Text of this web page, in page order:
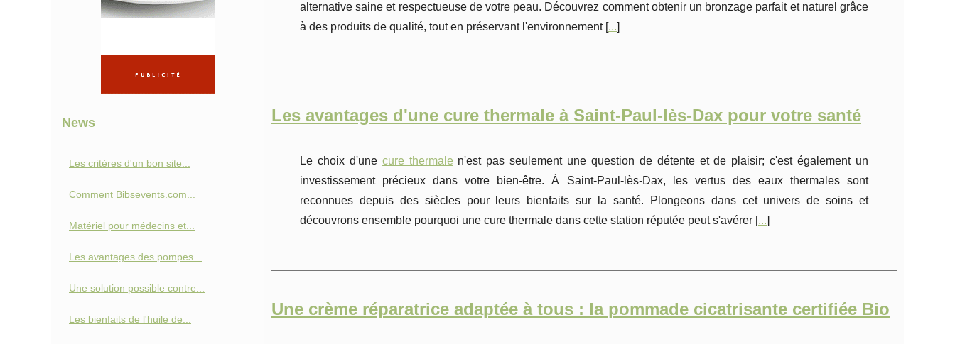
alternative saine et respectueuse de votre peau. Découvrez comment obtenir un bronzage parfait et naturel grâce
à des produits de qualité, tout en préservant l'environnement [...]
Les avantages d'une cure thermale à Saint-Paul-lès-Dax pour votre santé
Le choix d'une cure thermale n'est pas seulement une question de détente et de plaisir; c'est également un
investissement précieux dans votre bien-être. À Saint-Paul-lès-Dax, les vertus des eaux thermales sont
reconnues depuis des siècles pour leurs bienfaits sur la santé. Plongeons dans cet univers de soins et
découvrons ensemble pourquoi une cure thermale dans cette station réputée peut s'avérer [...]
Une crème réparatrice adaptée à tous : la pommade cicatrisante certifiée Bio
News
Les critères d'un bon site...
Comment Bibsevents.com...
Matériel pour médecins et...
Les avantages des pompes...
Une solution possible contre...
Les bienfaits de l'huile de...